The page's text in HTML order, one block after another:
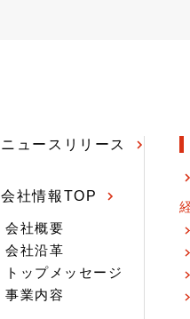
ニュースリリース
会社情報TOP
会社概要
会社沿革
トップメッセージ
事業内容